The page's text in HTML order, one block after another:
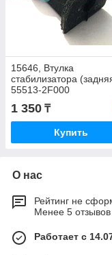
15646, Втулка
стабилизатора
55513-2F000
1 350 ₸
Купить
О нас
Рейтинг не
Менее 5
Работает с